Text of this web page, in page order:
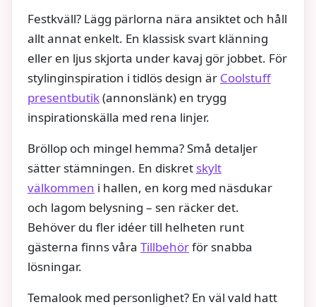
Festkväll? Lägg pärlorna nära ansiktet och håll
allt annat enkelt. En klassisk svart klänning
eller en ljus skjorta under kavaj gör jobbet. För
stylinginspiration i tidlös design är Coolstuff
presentbutik(annonslänk) en trygg
inspirationskälla med rena linjer.
Bröllop och mingel hemma? Små detaljer
sätter stämningen. En diskret skylt
välkommen i hallen, en korg med näsdukar
och lagom belysning – sen räcker det.
Behöver du fler idéer till helheten runt
gästerna finns våra Tillbehörför snabba
lösningar.
Temalook med personlighet? En väl vald hatt